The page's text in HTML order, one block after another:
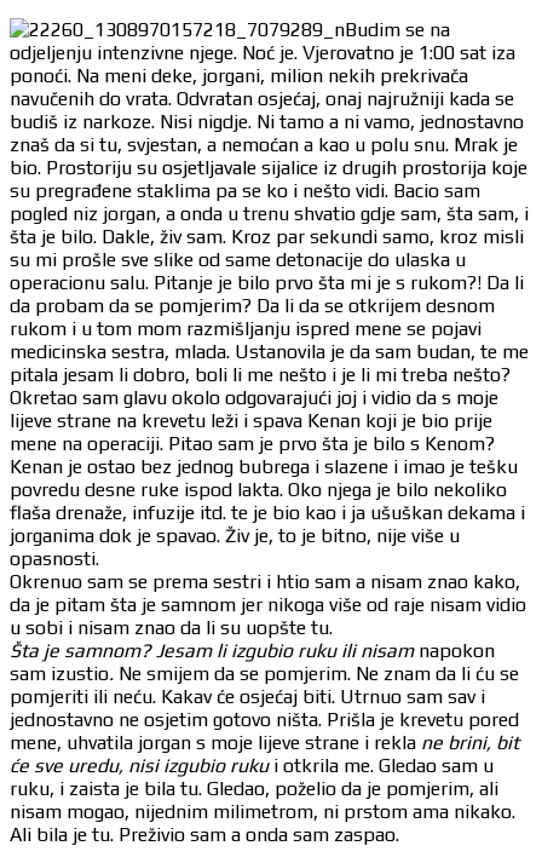
Budim se na
odjeljenju intenzivne njege. Noć je. Vjerovatno je 1:00 sat iza
ponoći. Na meni deke, jorgani, milion nekih prekrivača
navučenih do vrata. Odvratan osjećaj, onaj najružniji kada se
budiš iz narkoze. Nisi nigdje. Ni tamo a ni vamo, jednostavno
znaš da si tu, svjestan, a nemoćan a kao u polu snu. Mrak je
bio. Prostoriju su osjetljavale sijalice iz drugih prostorija koje
su pregrađene staklima pa se ko i nešto vidi. Bacio sam
pogled niz jorgan, a onda u trenu shvatio gdje sam, šta sam, i
šta je bilo. Dakle, živ sam. Kroz par sekundi samo, kroz misli
su mi prošle sve slike od same detonacije do ulaska u
operacionu salu. Pitanje je bilo prvo šta mi je s rukom?! Da li
da probam da se pomjerim? Da li da se otkrijem desnom
rukom i u tom mom razmišljanju ispred mene se pojavi
medicinska sestra, mlada. Ustanovila je da sam budan, te me
pitala jesam li dobro, boli li me nešto i je li mi treba nešto?
Okretao sam glavu okolo odgovarajući joj i vidio da s moje
lijeve strane na krevetu leži i spava Kenan koji je bio prije
mene na operaciji. Pitao sam je prvo šta je bilo s Kenom?
Kenan je ostao bez jednog bubrega i slazene i imao je tešku
povredu desne ruke ispod lakta. Oko njega je bilo nekoliko
flaša drenaže, infuzije itd. te je bio kao i ja ušuškan dekama i
jorganima dok je spavao. Živ je, to je bitno, nije više u
opasnosti.
Okrenuo sam se prema sestri i htio sam a nisam znao kako,
da je pitam šta je samnom jer nikoga više od raje nisam vidio
u sobi i nisam znao da li su uopšte tu.
Šta je samnom? Jesam li izgubio ruku ili nisamnapokon
sam izustio. Ne smijem da se pomjerim. Ne znam da li ću se
pomjeriti ili neću. Kakav će osjećaj biti. Utrnuo sam sav i
jednostavno ne osjetim gotovo ništa. Prišla je krevetu pored
mene, uhvatila jorgan s moje lijeve strane i rekla ne brini, bit
će sve uredu, nisi izgubio rukui otkrila me. Gledao sam u
ruku, i zaista je bila tu. Gledao, poželio da je pomjerim, ali
nisam mogao, nijednim milimetrom, ni prstom ama nikako.
Ali bila je tu. Preživio sam a onda sam zaspao.